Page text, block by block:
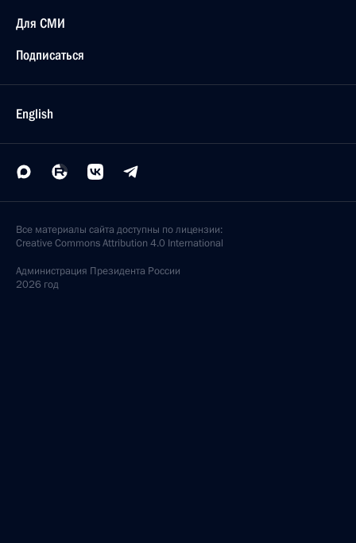
Для СМИ
Подписаться
English
Все материалы сайта доступны по лицензии:
Creative Commons Attribution 4.0 International
Администрация Президента России
2026 год